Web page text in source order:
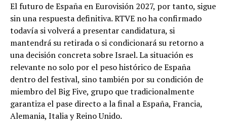
El futuro de España en Eurovisión 2027, por tanto, sigue
sin una respuesta definitiva. RTVE no ha confirmado
todavía si volverá a presentar candidatura, si
mantendrá su retirada o si condicionará su retorno a
una decisión concreta sobre Israel. La situación es
relevante no solo por el peso histórico de España
dentro del festival, sino también por su condición de
miembro del Big Five, grupo que tradicionalmente
garantiza el pase directo a la final a España, Francia,
Alemania, Italia y Reino Unido.